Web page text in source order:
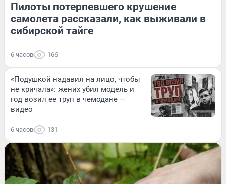
Пилоты потерпевшего крушение
самолета рассказали, как выживали в
сибирской тайге
6 часов 166
«Подушкой надавил на лицо, чтобы
не кричала»: жених убил модель и
год возил ее труп в чемодане —
видео
6 часов 131